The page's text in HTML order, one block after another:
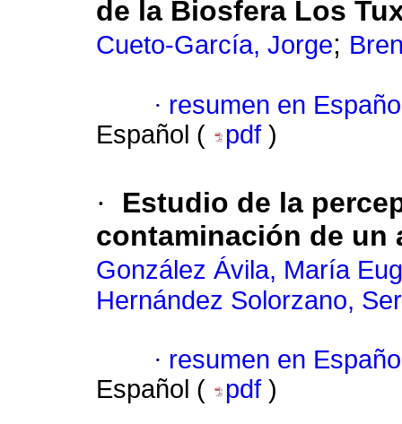
de la Biosfera Los
Cueto-García, Jorge;
· resumen en
Español (
pdf )
·
Estudio de la
contaminación de un
González Ávila, María
Hernández Solorzano,
· resumen en
Español (
pdf )